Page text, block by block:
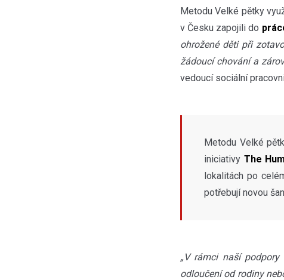
Metodu Velké pětky
v Česku zapojili do
ohrožené děti při
žádoucí chování a
vedoucí sociální
Metodu Velké
iniciativy The
lokalitách po
potřebují novou
„V rámci naší podpory
odloučení od rodiny